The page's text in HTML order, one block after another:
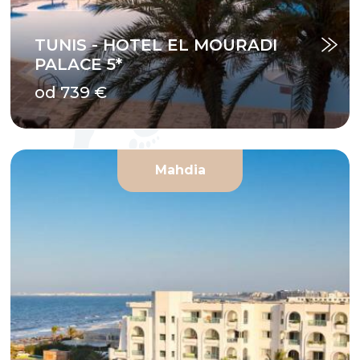
TUNIS - HOTEL EL MOURADI
PALACE 5*
od 739 €
Mahdia